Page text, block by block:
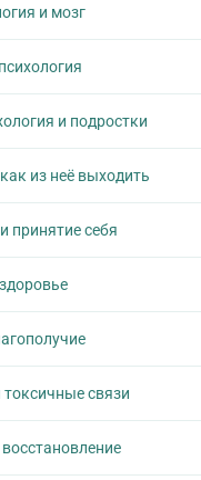
и мозг
и подростки
из неё выходить
принятие себя
связи